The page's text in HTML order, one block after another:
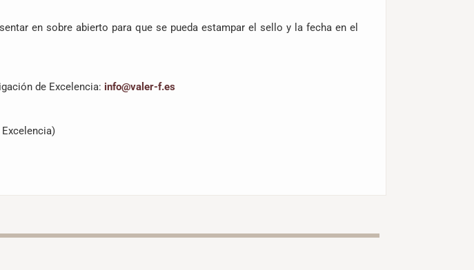
en sobre abierto para que se pueda estampar el sello y la fecha en el
de Excelencia: info@valer-f.es